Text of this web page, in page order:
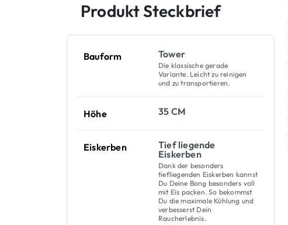
Produkt Steckbrief
Bauform Tower
Die klassische gerade
Variante. Leicht zu reinigen
und zu transportieren.
Höhe 35 CM
Eiskerben
Tief liegende
Eiskerben
Dank der besonders
tiefliegenden Eiskerben kannst
Du Deine Bong besonders voll
mit Eis packen. So bekommst
Du die maximale Kühlung und
verbesserst Dein
Raucherlebnis.